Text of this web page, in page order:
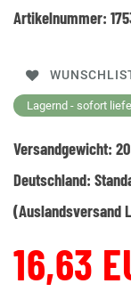
Artikelnummer:
Lagernd - sofort
Versandgewicht: 20
Deutschland:
(Auslandsversand
16,63